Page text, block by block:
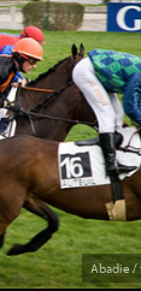
Abadie /